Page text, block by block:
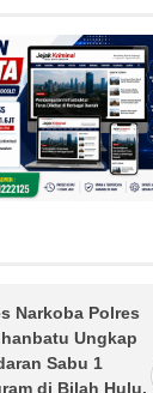
Narkoba Polres
Ungkap
Sabu 1
di Bilah Hulu.